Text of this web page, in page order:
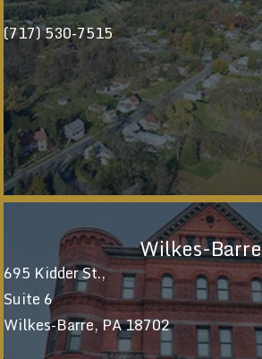
(717) 530-7515
Wilkes-Barre
695 Kidder St.,
Suite 6
Wilkes-Barre, PA 18702